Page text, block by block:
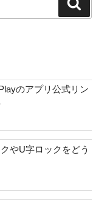
のアプリ公式リン
やU字ロックをどう